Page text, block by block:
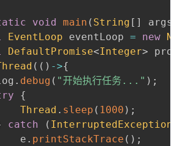
void main ( String [ ] args
EventLoop eventLoop = new
DefaultPromise<Integer>
( ( ) ->{
. debug ( "开始执行任务..." ) ;
{
Thread . sleep ( 1000 ) ;
catch ( InterruptedException
e
. printStackTrace ( ) ;